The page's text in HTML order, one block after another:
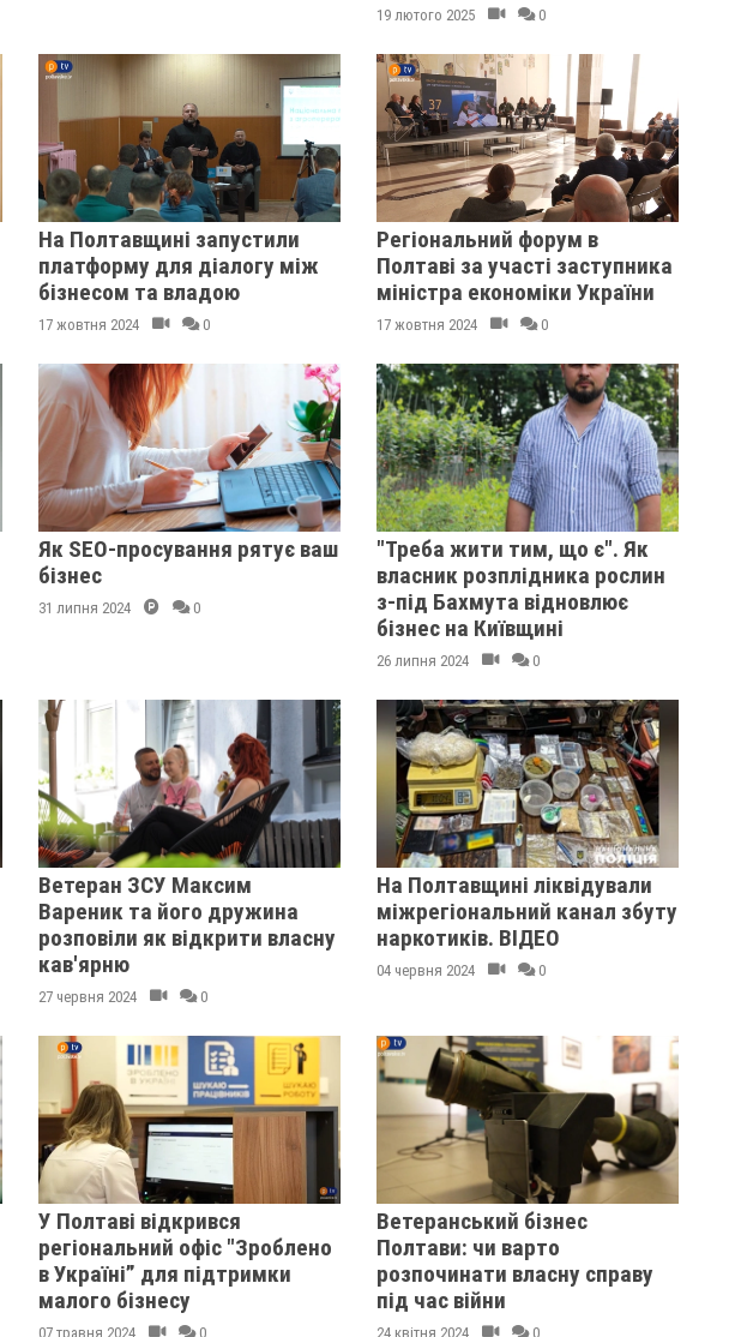
19 лютого 2025 0
На Полтавщині запустили
платформу для діалогу між
бізнесом та владою
17 жовтня 2024 0
Регіональний форум в
Полтаві за участі заступника
міністра економіки України
17 жовтня 2024 0
Як SEO-просування рятує ваш
бізнес
31 липня 2024 0
"Треба жити тим, що є". Як
власник розплідника рослин
з-під Бахмута відновлює
бізнес на Київщині
26 липня 2024 0
Ветеран ЗСУ Максим
Вареник та його дружина
розповіли як відкрити власну
кав'ярню
27 червня 2024 0
На Полтавщині ліквідували
міжрегіональний канал збуту
наркотиків. ВІДЕО
04 червня 2024 0
У Полтаві відкрився
регіональний офіс "Зроблено
в Україні” для підтримки
малого бізнесу
07 травня 2024 0
Ветеранський бізнес
Полтави: чи варто
розпочинати власну справу
під час війни
24 квітня 2024 0